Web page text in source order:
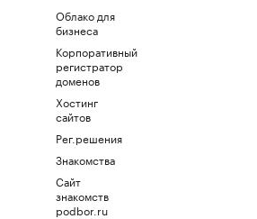
Облако для
бизнеса
Корпоративный
регистратор
доменов
Хостинг
сайтов
Рег.решения
Знакомства
Сайт
знакомств
podbor.ru